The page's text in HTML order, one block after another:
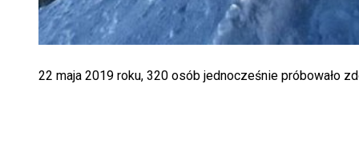
22 maja 2019 roku, 320 osób jednocześnie próbowało